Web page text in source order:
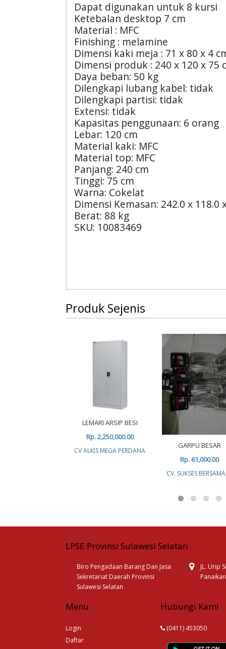
Dapat digunakan untuk 8 kursi
Ketebalan desktop 7 cm
Material : MFC
Finishing : melamine
Dimensi kaki meja : 71 x 80 x 4
Dimensi produk : 240 x 120 x 75
Daya beban: 50 kg
Dilengkapi lubang kabel: tidak
Dilengkapi partisi: tidak
Extensi: tidak
Kapasitas penggunaan: 6 orang
Lebar: 120 cm
Material kaki: MFC
Material top: MFC
Panjang: 240 cm
Tinggi: 75 cm
Warna: Cokelat
Dimensi Kemasan: 242.0 x 118.0
Berat: 88 kg
SKU: 10083469
Produk Sejenis
LEMARI ARSIP BESI
Rp. 2,250,000.00
CV ALKIS MEGA PERDANA
GARPU BESAR
Rp. 61,000.00
CV. SUKSES
LPSE Provinsi Sulawesi Selatan
Biro Pengadaan Barang Dan Jasa
Sekretariat Daerah Provinsi
Sulawesi Selatan
JL. Urip
Menu
Login
Daftar
Hubungi Kami
(0411) 453050